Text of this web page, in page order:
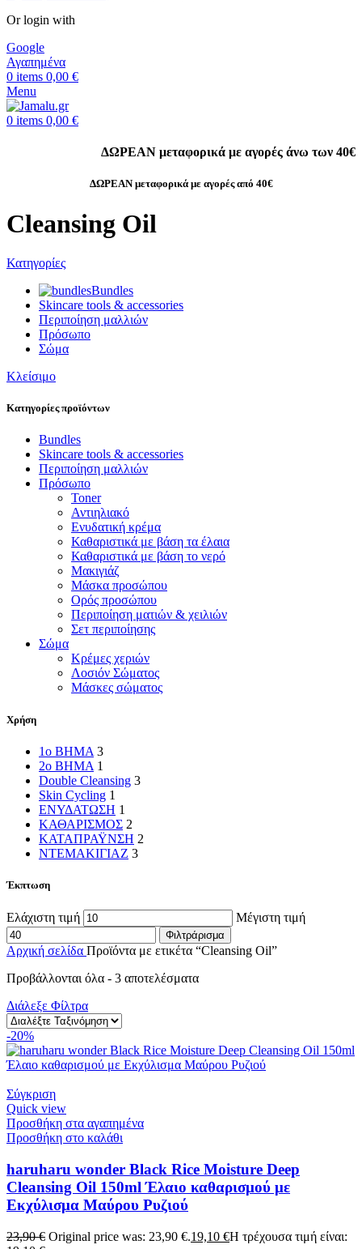
Or login with
Google
Αγαπημένα
0 items 0,00 €
Menu
0 items 0,00 €
ΔΩΡΕΑΝ μεταφορικά με αγορές άνω των 40€
ΔΩΡΕΑΝ μεταφορικά με αγορές από 40€
Cleansing Oil
Κατηγορίες
Bundles
Skincare tools & accessories
Περιποίηση μαλλιών
Πρόσωπο
Σώμα
Κλείσιμο
Κατηγορίες προϊόντων
Bundles
Skincare tools & accessories
Περιποίηση μαλλιών
Πρόσωπο
Toner
Αντιηλιακό
Ενυδατική κρέμα
Καθαριστικά με βάση τα έλαια
Καθαριστικά με βάση το νερό
Μακιγιάζ
Μάσκα προσώπου
Ορός προσώπου
Περιποίηση ματιών & χειλιών
Σετ περιποίησης
Σώμα
Κρέμες χεριών
Λοσιόν Σώματος
Μάσκες σώματος
Χρήση
1ο ΒΗΜΑ 3
2o BHMA 1
Double Cleansing 3
Skin Cycling 1
ΕΝΥΔΑΤΩΣΗ 1
ΚΑΘΑΡΙΣΜΟΣ 2
ΚΑΤΑΠΡΑΫΝΣΗ 2
ΝΤΕΜΑΚΙΓΙΑΖ 3
Έκπτωση
Ελάχιστη τιμή Μέγιστη τιμή
Φιλτράρισμα
Αρχική σελίδα Προϊόντα με ετικέτα “Cleansing Oil”
Προβάλλονται όλα - 3 αποτελέσματα
Διάλεξε Φίλτρα
-20%
Σύγκριση
Quick view
Προσθήκη στα αγαπημένα
Προσθήκη στο καλάθι
haruharu wonder Black Rice Moisture Deep
Cleansing Oil 150ml Έλαιο καθαρισμού με
Εκχύλισμα Μαύρου Ρυζιού
23,90€ Original price was: 23,90 €.19,10 €Η τρέχουσα τιμή είναι: